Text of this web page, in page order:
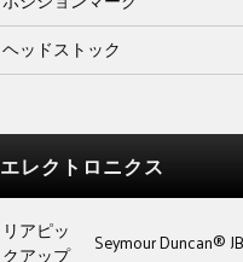
ヘッドストック
エレクトロニクス
リアピッ
クアップ
Seymour Duncan®